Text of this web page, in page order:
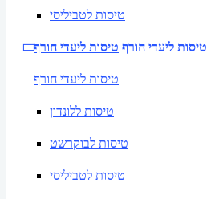
טיסות לטביליסי
טיסות ליעדי חורף טיסות ליעדי חורף
טיסות ליעדי חורף
טיסות ללונדון
טיסות לבוקרשט
טיסות לטביליסי